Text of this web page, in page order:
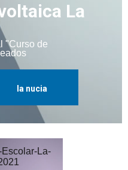
La
"Curso de
la nucia